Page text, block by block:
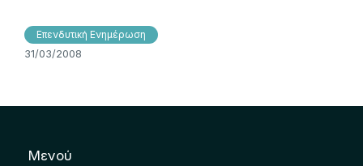
Επενδυτική Ενημέρωση
31/03/2008
Μενού